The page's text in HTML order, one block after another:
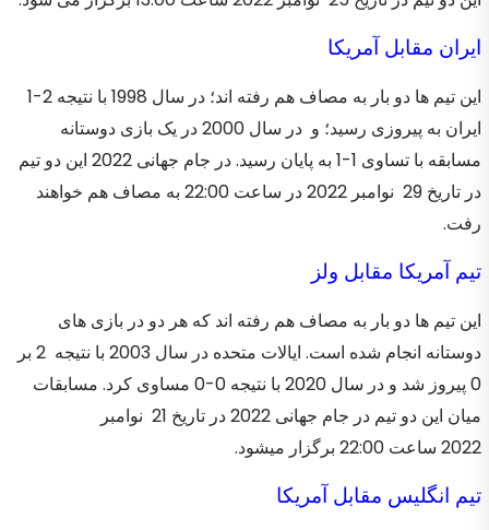
ایران مقابل آمریکا
این تیم ها دو بار به مصاف هم رفته اند؛ در سال 1998 با نتیجه 2-1
ایران به پیروزی رسید؛ و در سال 2000 در یک بازی دوستانه
مسابقه با تساوی 1-1 به پایان رسید. در جام جهانی 2022 این دو تیم
در تاریخ 29 نوامبر 2022 در ساعت 22:00 به مصاف هم خواهند
رفت.
تیم آمریکا مقابل ولز
این تیم ها دو بار به مصاف هم رفته اند که هر دو در بازی های
دوستانه انجام شده است. ایالات متحده در سال 2003 با نتیجه 2 بر
0 پیروز شد و در سال 2020 با نتیجه 0-0 مساوی کرد. مسابقات
میان این دو تیم در جام جهانی 2022 در تاریخ 21 نوامبر
2022 ساعت 22:00 برگزار میشود.
تیم انگلیس مقابل آمریکا